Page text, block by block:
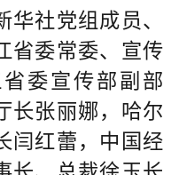
社党组成员、
省委常委、宣传
委宣传部副部
长张丽娜，哈尔
闫红蕾，中国经